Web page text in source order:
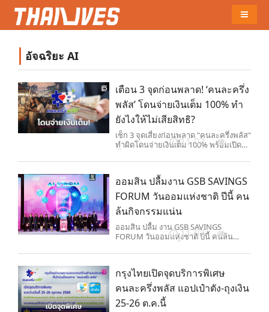
อัจฉริยะ AI
เตือน 3 จุดก่อนพลาด! ‘คนละครึ่ง
พลัส’ โดนจ่ายเงินเต็ม 100% ทำ
ยังไงให้ไม่เสียสิทธิ?
เช็ก 3 จุดเสี่ยงก่อนพลาด "คนละครึ่งพลัส"
ทำผิดโดนจ่ายเงินเต็ม 100% พร้อมเปิด
เสียสิทธิ?
11-03
ออมสิน ปลื้มงาน GSB SAVINGS
FORUM วันออมแห่งชาติ ปีนี้ คน
ล้นกิจกรรมแน่น
ออมสิน ปลื้ม งาน GSB SAVINGS
FORUM วันออมแห่งชาติ ปีนี้ คนล้น
ออมเพื่อคนไทยพร้อมเชื่อมเทคโนโลยี
11-03
กรุงไทยเปิดจุดบริการพิเศษ
คนละครึ่งพลัส แอปเป๋าตัง-ถุงเงิน
25-26 ต.ค.นี้